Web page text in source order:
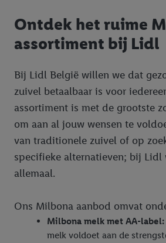
Ontdek het ruime
assortiment bij Lidl
Bij Lidl België willen we dat
zuivel betaalbaar is voor
assortiment is met de grootste
om aan al jouw wensen te
van traditionele zuivel of op
specifieke alternatieven; bij Lidl
allemaal.
Ons Milbona aanbod omvat
Milbona melk met AA-label:
melk voldoet aan de